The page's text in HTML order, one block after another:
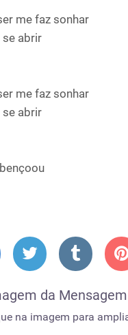
me faz sonhar
se abrir
me faz sonhar
se abrir
da
na imagem para